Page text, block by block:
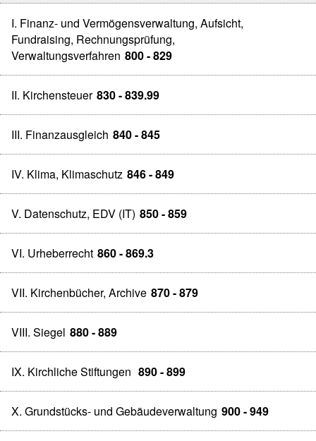
I. Finanz- und Vermögensverwaltung, Aufsicht,
Fundraising, Rechnungsprüfung,
Verwaltungsverfahren 800 - 829
II. Kirchensteuer 830 - 839.99
III. Finanzausgleich 840 - 845
IV. Klima, Klimaschutz 846 - 849
V. Datenschutz, EDV (IT) 850 - 859
VI. Urheberrecht 860 - 869.3
VII. Kirchenbücher, Archive 870 - 879
VIII. Siegel 880 - 889
IX. Kirchliche Stiftungen 890 - 899
X. Grundstücks- und Gebäudeverwaltung 900 - 949